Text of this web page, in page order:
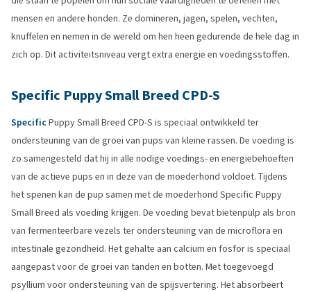
mensen en andere honden. Ze domineren, jagen, spelen, vechten,
knuffelen en nemen in de wereld om hen heen gedurende de hele dag in
zich op. Dit activiteitsniveau vergt extra energie en voedingsstoffen.
Specific Puppy Small Breed CPD-S
SpecificPuppy Small Breed CPD-S is speciaal ontwikkeld ter
ondersteuning van de groei van pups van kleine rassen. De voeding is
zo samengesteld dat hij in alle nodige voedings- en energiebehoeften
van de actieve pups en in deze van de moederhond voldoet. Tijdens
het spenen kan de pup samen met de moederhond Specific Puppy
Small Breed als voeding krijgen. De voeding bevat bietenpulp als bron
van fermenteerbare vezels ter ondersteuning van de microflora en
intestinale gezondheid. Het gehalte aan calcium en fosfor is speciaal
aangepast voor de groei van tanden en botten. Met toegevoegd
psyllium voor ondersteuning van de spijsvertering. Het absorbeert